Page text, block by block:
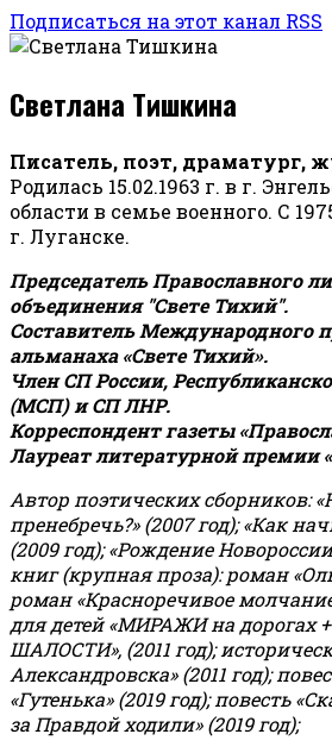
Подписаться на этот канал RSS
Светлана Тишкина
Писатель, поэт, драматург,
Родилась 15.02.1963 г. в г.
области в семье военного. С
г. Луганске.
Председатель Православного
объединения "Свете Тихий".
Составитель Международного
альманаха «Свете Тихий».
Член СП России,
(МСП) и СП ЛНР.
Корреспондент газеты
Лауреат литературной премии
Автор поэтических сборников:
пренебречь?» (2007 год); «Как
(2009 год); «Рождение
книг (крупная проза): роман
роман «Красноречивое
для детей «МИРАЖИ на дорогах +
ШАЛОСТИ», (2011 год);
Александровска» (2011 год);
«Гутенька» (2019 год); повесть
за Правдой ходили» (2019 год);